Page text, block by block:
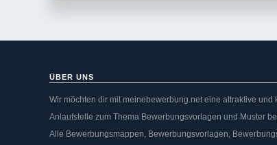
ÜBER UNS
Wir möchten dir mit meinebewerbung.net eine attraktive und
Anlaufstelle zum Thema Bewerbungsvorlagen und Muster
Alle Bewerbungsmappen, Bewerbungsvorlagen,